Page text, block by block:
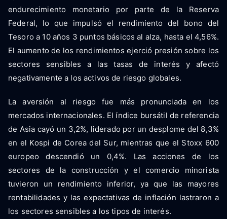
endurecimiento monetario por parte de la Reserva
Federal, lo que impulsó el rendimiento del bono del
Tesoro a 10 años 3 puntos básicos al alza, hasta el 4,56%.
El aumento de los rendimientos ejerció presión sobre los
sectores sensibles a las tasas de interés y afectó
negativamente a los activos de riesgo globales.
La aversión al riesgo fue más pronunciada en los
mercados internacionales. El índice bursátil de referencia
de Asia cayó un 3,2%, liderado por un desplome del 8,3%
en el Kospi de Corea del Sur, mientras que el Stoxx 600
europeo descendió un 0,4%. Las acciones de los
sectores de la construcción y el comercio minorista
tuvieron un rendimiento inferior, ya que las mayores
rentabilidades y las expectativas de inflación lastraron a
los sectores sensibles a los tipos de interés.